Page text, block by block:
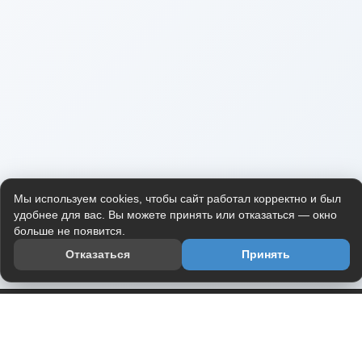
Мы используем cookies, чтобы сайт работал корректно и был
удобнее для вас. Вы можете принять или отказаться — окно
больше не появится.
Отказаться
Принять